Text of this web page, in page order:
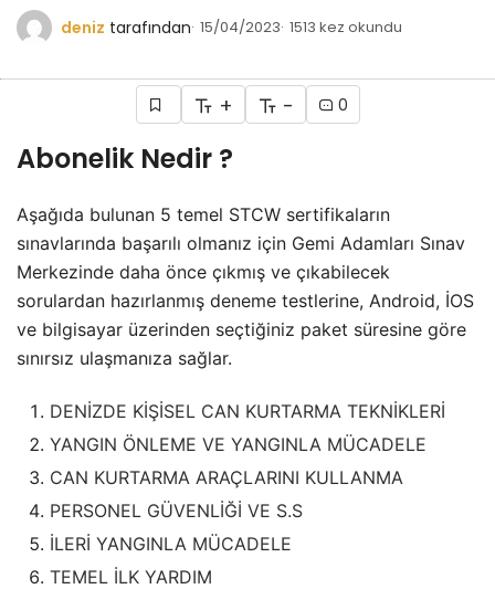
deniz tarafından 15/04/2023 1513 kez okundu
+ - 0
Abonelik Nedir ?
Aşağıda bulunan 5 temel STCW sertifikaların
sınavlarında başarılı olmanız için Gemi Adamları Sınav
Merkezinde daha önce çıkmış ve çıkabilecek
sorulardan hazırlanmış deneme testlerine, Android, İOS
ve bilgisayar üzerinden seçtiğiniz paket süresine göre
sınırsız ulaşmanıza sağlar.
DENİZDE KİŞİSEL CAN KURTARMA TEKNİKLERİ
YANGIN ÖNLEME VE YANGINLA MÜCADELE
CAN KURTARMA ARAÇLARINI KULLANMA
PERSONEL GÜVENLİĞİ VE S.S
İLERİ YANGINLA MÜCADELE
TEMEL İLK YARDIM